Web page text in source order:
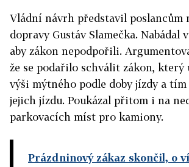
Vládní návrh představil poslancům
dopravy Gustáv Slamečka. Nabádal
aby zákon nepodpořili.
že se podařilo schválit zákon,
výši mýtného podle doby jízdy a
jejich jízdu. Poukázal přitom i na
parkovacích míst pro kamiony.
Prázdninový zákaz skončil, o